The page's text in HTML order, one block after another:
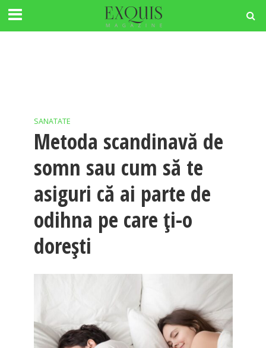
SANATATE
Metoda scandinavă de
somn sau cum să te
asiguri că ai parte de
odihna pe care ți-o
dorești